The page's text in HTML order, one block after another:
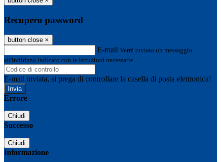
Recupero password
button close ×
E-mail Verrà inviato un messaggio
all'indirizzo indicato con le istruzioni necessarie.
E-mail inviata, si prega di controllare la casella di posta elettronica!
Errore
Chiudi
Successo
Chiudi
Informazione